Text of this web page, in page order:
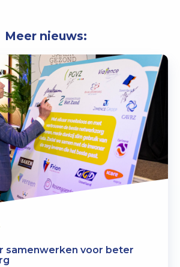
Meer nieuws:
samenwerken voor beter